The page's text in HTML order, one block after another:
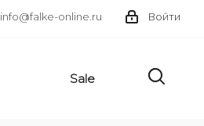
Войти
info@falke-online.ru
Sale